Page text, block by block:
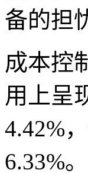
备的担
成本控
用上呈
4.42%
6.33%。